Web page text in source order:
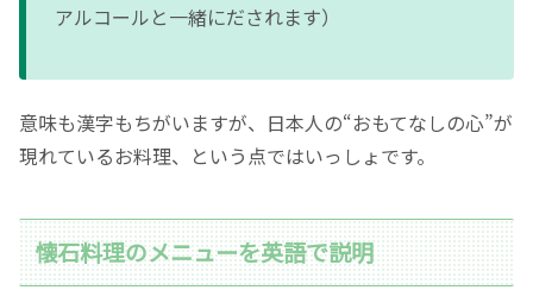
アルコールと一緒にだされます）
意味も漢字もちがいますが、日本人の“おもてなしの心”が
現れているお料理、という点ではいっしょです。
懐石料理のメニューを英語で説明